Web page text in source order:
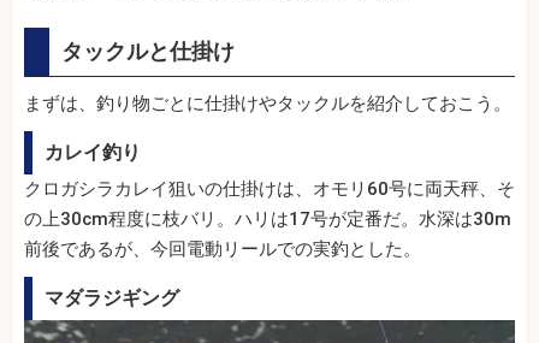
タックルと仕掛け
まずは、釣り物ごとに仕掛けやタックルを紹介しておこう。
カレイ釣り
クロガシラカレイ狙いの仕掛けは、オモリ60号に両天秤、そ
の上30cm程度に枝バリ。ハリは17号が定番だ。水深は30m
前後であるが、今回電動リールでの実釣とした。
マダラジギング